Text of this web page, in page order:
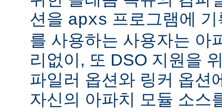
션을 apxs 프로그램에
를 사용하는 사용자는 아
리없이, 또 DSO 지원을
파일러 옵션와 링커 옵션
자신의 아파치 모듈 소스